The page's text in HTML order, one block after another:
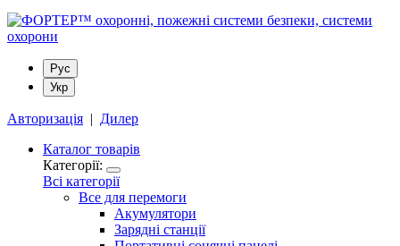
Рус
Укр
Авторизація | Дилер
Каталог товарів
Категорії:
Всі категорії
Все для перемоги
Акумулятори
Зарядні станції